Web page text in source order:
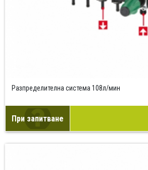
Разпределителна система 108л/мин
При запитване